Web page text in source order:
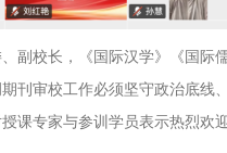
副校长，《国际汉学》《国
刊审校工作必须坚守政治底线
课专家与参训学员表示热烈